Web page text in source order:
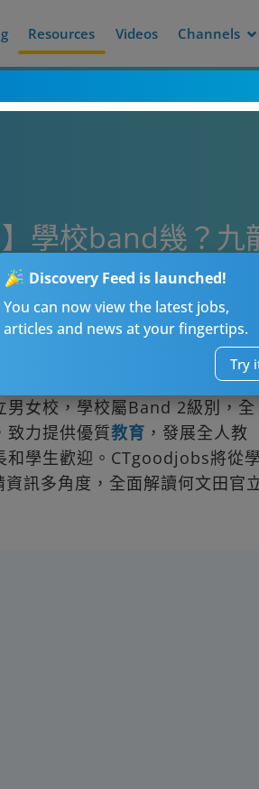
Resources Videos Channels
Discovery Feed is launched!
You can now view the latest jobs,
articles and news at your fingertips.
Try
】學校band幾？
男女校，學校屬Band 2級別，全
致力提供優質教育 ，發展全人教
和學生歡迎。CTgoodjobs將從學
訊多角度，全面解讀何文田官